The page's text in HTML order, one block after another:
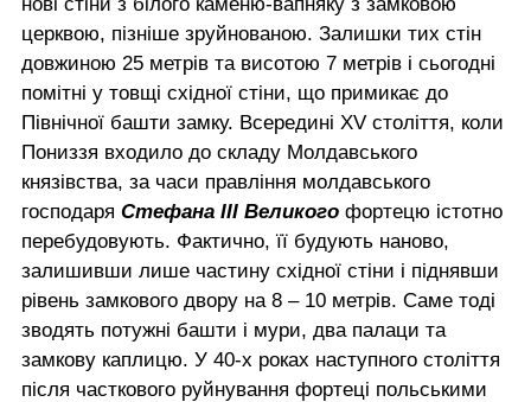
церквою, пізніше зруйнованою. Залишки тих стін
довжиною 25 метрів та висотою 7 метрів і сьогодні
помітні у товщі східної стіни, що примикає до
Північної башти замку. Всередині XV століття, коли
Пониззя входило до складу Молдавського
князівства, за часи правління молдавського
господаря Стефана ІІІ Великого фортецю істотно
перебудовують. Фактично, її будують наново,
залишивши лише частину східної стіни і піднявши
рівень замкового двору на 8 – 10 метрів. Саме тоді
зводять потужні башти і мури, два палаци та
замкову каплицю. У 40-х роках наступного століття
після часткового руйнування фортеці польськими